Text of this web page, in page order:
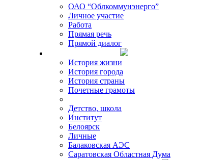
ОАО “Облкоммунэнерго”
Личное участие
Работа
Прямая речь
Прямой диалог
История жизни
История города
История страны
Почетные грамоты
Детство, школа
Институт
Белоярск
Личные
Балаковская АЭС
Саратовская Областная Дума